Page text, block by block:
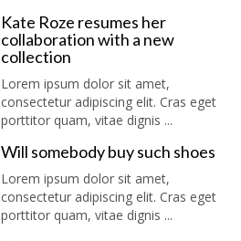
Kate Roze resumes her
collaboration with a new
collection
Lorem ipsum dolor sit amet,
consectetur adipiscing elit. Cras eget
porttitor quam, vitae dignis ...
Will somebody buy such shoes
Lorem ipsum dolor sit amet,
consectetur adipiscing elit. Cras eget
porttitor quam, vitae dignis ...